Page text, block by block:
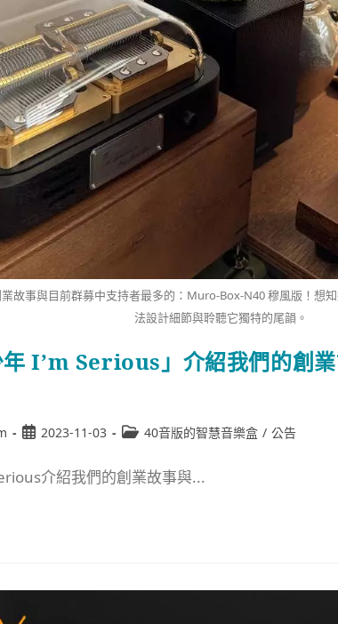
故事與目前群募中支持者最多的：Muro-Box-N40 穆風版！想
法設計細節與聆聽它獨特的尾韻。
年 I’m Serious」介紹我們的創
2023-11-03 40音版的智慧音樂盒 / 公告
介紹我們的創業故事與...